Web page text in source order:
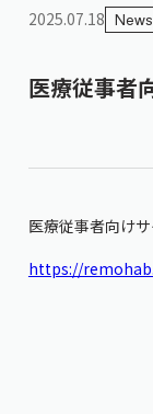
2025.07.18 News
医療従事者
医療従事者向け
https://